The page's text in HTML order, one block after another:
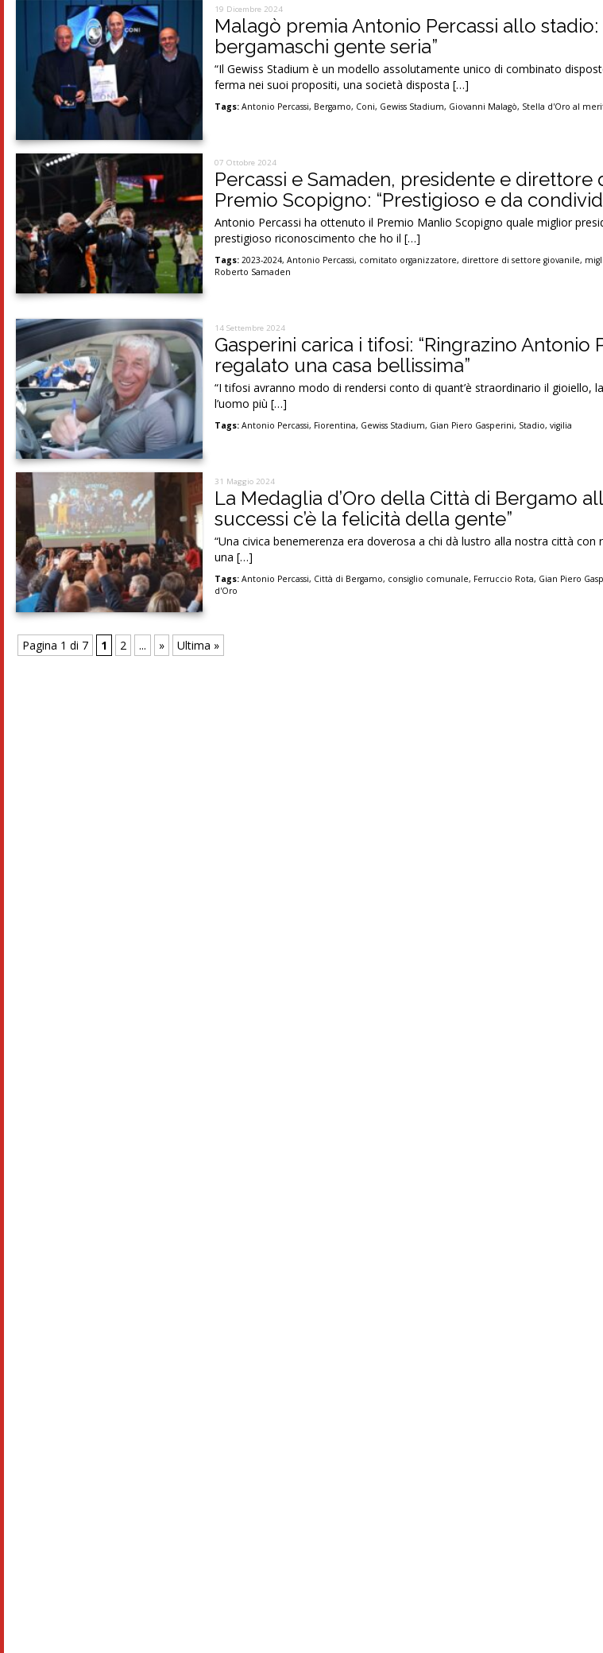
19 Dicembre 2024
Malagò premia Antonio Percassi allo
bergamaschi gente seria”
“Il Gewiss Stadium è un modello assolutamente unico di combinato
ferma nei suoi propositi, una società disposta […]
Tags: Antonio Percassi, Bergamo, Coni, Gewiss Stadium, Giovanni Malagò, Stella d'Oro al
07 Ottobre 2024
Percassi e Samaden, presidente e direttore
Premio Scopigno: “Prestigioso e da
Antonio Percassi ha ottenuto il Premio Manlio Scopigno quale miglior
prestigioso riconoscimento che ho il […]
Tags: 2023-2024,Antonio Percassi, comitato organizzatore, direttore di settore giovanile,
Roberto Samaden
14 Settembre 2024
Gasperini carica i tifosi: “Ringrazino Antonio
regalato una casa bellissima”
“I tifosi avranno modo di rendersi conto di quant’è straordinario il gioiello,
l’uomo più […]
Tags: Antonio Percassi, Fiorentina, Gewiss Stadium, Gian Piero Gasperini, Stadio,vigilia
31 Maggio 2024
La Medaglia d’Oro della Città di Bergamo
successi c’è la felicità della gente”
“Una civica benemerenza era doverosa a chi dà lustro alla nostra città con
una […]
Tags: Antonio Percassi, Città di Bergamo, consiglio comunale, Ferruccio Rota, Gian Piero
d'Oro
Pagina 1 di 7 1 2 ... » Ultima »